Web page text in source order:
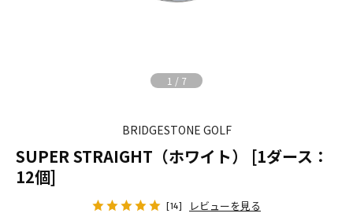
1 / 7
BRIDGESTONE GOLF
SUPER STRAIGHT（ホワイト） [1ダース：
12個]
[14] レビューを見る